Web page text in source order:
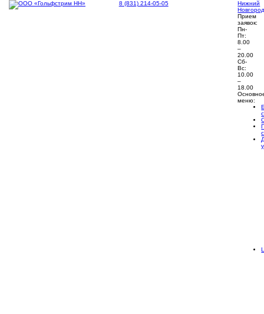
8 (831) 214-05-05
Нижний
Прием
заявок:
Пн-
Пт:
8.00
–
20.00
Сб-
Вс:
10.00
–
18.00
меню: